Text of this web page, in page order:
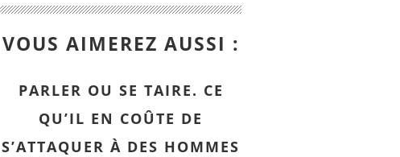
VOUS AIMEREZ AUSSI :
PARLER OU SE TAIRE. CE
QU’IL EN COÛTE DE
S’ATTAQUER À DES HOMMES